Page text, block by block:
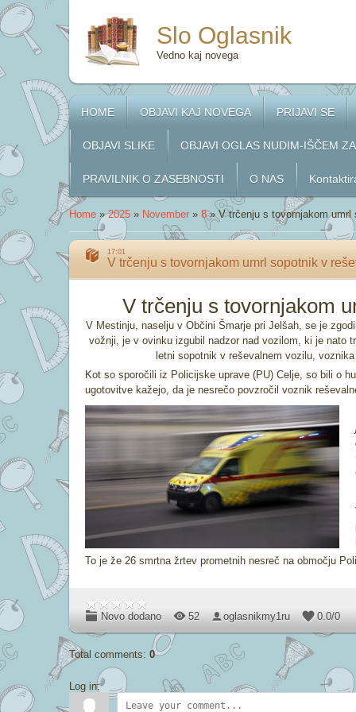
Slo Oglasnik
Vedno kaj novega
HOME OBJAVI KAJ NOVEGA PRIJAVI SE
OBJAVI SLIKE OBJAVI OGLAS NUDIM-IŠČEM
PRAVILNIK O ZASEBNOSTI O NAS
Home » 2025 » November » 8 » V trčenju s tovornjakom
17:01
V trčenju s tovornjakom umrl sopotnik v
V trčenju s tovornjakom
V Mestinju, naselju v Občini Šmarje pri Jelšah, se je
vožnji, je v ovinku izgubil nadzor nad vozilom, ki je nato
letni sopotnik v reševalnem vozilu,
Kot so sporočili iz Policijske uprave (PU) Celje, so bili o
ugotovitve kažejo, da je nesrečo povzročil voznik
To je že 26 smrtna žrtev prometnih nesreč na območju
Novo dodano 52 oglasnikmy1ru 0.0/0
Total comments: 0
Log in: